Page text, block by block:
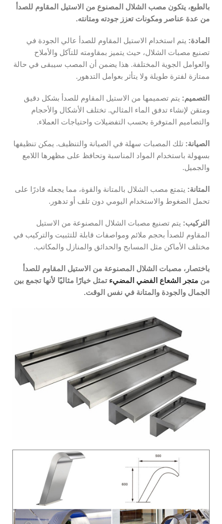
بالطبع، يتكون مصب الشلال المصنوع من الاستيل المقاوم للصدأ
من عدة عناصر ومكونات تعزز جودته ومتانته.
المادة: يتم استخدام الاستيل المقاوم للصدأ عالي الجودة في
تصنيع مصبات الشلال، حيث يتميز بمقاومته للتآكل والأملاح
والعوامل الجوية المختلفة. هذا يضمن أن المصب سيبقى في حالة
ممتازة لفترة طويلة ولا يتأثر بعوامل التدهور.
التصميم: يتم تصميمها من الاستيل المقاوم للصدأ بشكل دقيق
ومتقن لإنشاء تدفق الماء المثالي. تختلف الأشكال والأحجام
والتصاميم المتوفرة بحسب التفضيلات واحتياجات العملاء.
الصيانة: تلك المصبات سهلة في الصيانة والتنظيف. يمكن تنظيفها
بسهولة باستخدام المواد المناسبة وتحافظ على مظهرها اللامع
والجميل.
المتانة: يتمتع مصب الشلال بالمتانة والقوة، مما يجعله قادرًا على
تحمل الضغوط والاستخدام اليومي دون تلف أو تدهور.
التركيب: يتم تصنيع مصبات الشلال المصنوعة من الاستيل
المقاوم للصدأ بحجم ملائم ومواصفات قابلة للتثبيت والتركيب في
مختلف الأماكن مثل المسابح والحدائق والمنازل والمكاتب.
باختصار، مصبات الشلال المصنوعة من الاستيل المقاوم للصدأ
من متجر الشعاع الفضي المضيء تمثل خيارًا مثاليًا لأنها تجمع بين
الجمال والجودة والمتانة في نفس الوقت.